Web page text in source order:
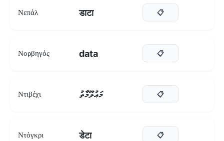
Νεπάλ डाटा 📋
Νορβηγός data 📋
Ντιβέχι މަޢުލޫމާތު 📋
Ντόγκρι डेटा 📋